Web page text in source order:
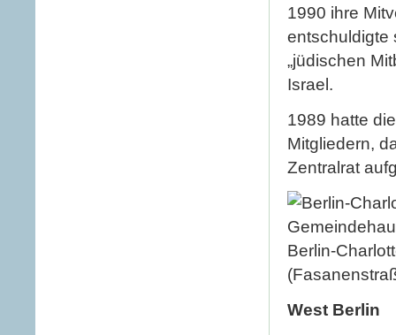
1990 ihre
entschuldigte
„jüdischen
Israel.
1989 hatte
Mitgliedern,
Zentralrat
Berlin-
West Berlin